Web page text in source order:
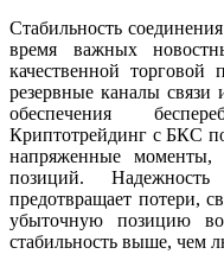
Стабильность
время важных
качественной торговой
резервные каналы
обеспечения
Криптотрейдинг с БКС
напряженные моменты,
позиций.
предотвращает потери,
убыточную позицию
стабильность выше, чем